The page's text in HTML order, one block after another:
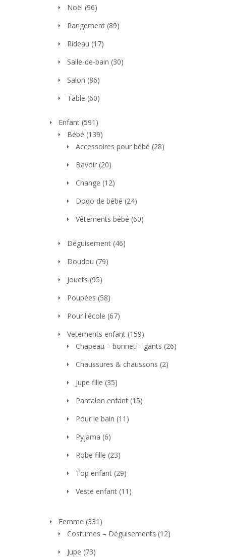
Noël (96)
Rangement (89)
Rideau (17)
Salle-de-bain (30)
Salon (86)
Table (60)
Enfant (591)
Bébé (139)
Accessoires pour bébé (28)
Bavoir (20)
Change (12)
Dodo de bébé (24)
Vêtements bébé (60)
Déguisement (46)
Doudou (79)
Jouets (95)
Poupées (58)
Pour l'école (67)
Vetements enfant (159)
Chapeau – bonnet – gants (26)
Chaussures & chaussons (2)
Jupe fille (35)
Pantalon enfant (15)
Pour le bain (11)
Pyjama (6)
Robe fille (23)
Top enfant (29)
Veste enfant (11)
Femme (331)
Costumes – Déguisements (12)
Jupe (73)